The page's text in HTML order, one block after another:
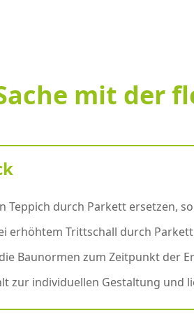
mit der
Teppich durch Parkett ersetzen,
erhöhtem Trittschall durch
Baunormen zum Zeitpunkt der
zur individuellen Gestaltung und